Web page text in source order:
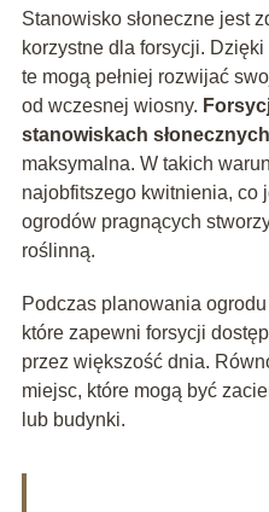
Stanowisko słoneczne jest
korzystne dla forsycji.
te mogą pełniej rozwijać
od wczesnej wiosny.
stanowiskach słonecznych
maksymalna. W takich
najobfitszego kwitnienia, co
ogrodów pragnących
roślinną.
Podczas planowania
które zapewni forsycji
przez większość dnia.
miejsc, które mogą być
lub budynki.